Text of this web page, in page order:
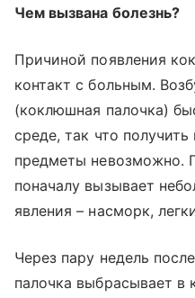
Чем вызвана болезнь?
Причиной появления
контакт с больным.
(коклюшная палочка)
среде, так что
предметы невозможно.
поначалу вызывает
явления – насморк,
Через пару недель
палочка выбрасывает в